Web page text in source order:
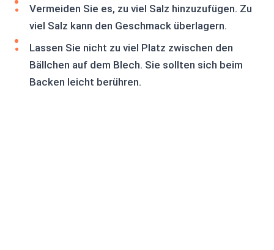
Vermeiden Sie es, zu viel Salz hinzuzufügen. Zu
viel Salz kann den Geschmack überlagern.
Lassen Sie nicht zu viel Platz zwischen den
Bällchen auf dem Blech. Sie sollten sich beim
Backen leicht berühren.